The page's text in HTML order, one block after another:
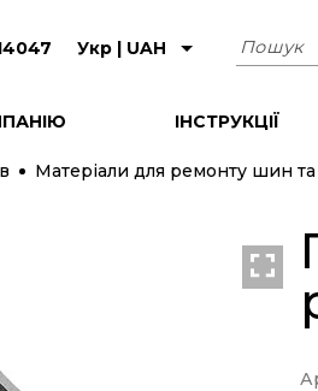
Укр | UAH Пошук
ІНСТРУКЦІЇ
Матеріали для ремонту шин